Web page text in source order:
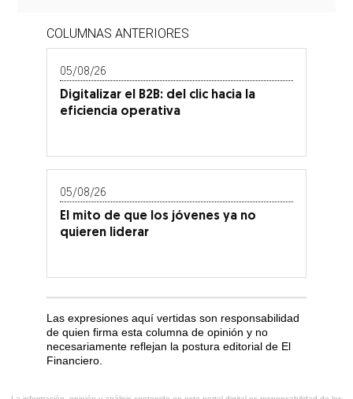
COLUMNAS ANTERIORES
05/08/26
Digitalizar el B2B: del clic hacia la
eficiencia operativa
05/08/26
El mito de que los jóvenes ya no
quieren liderar
Las expresiones aquí vertidas son responsabilidad
de quien firma esta columna de opinión y no
necesariamente reflejan la postura editorial de El
Financiero.